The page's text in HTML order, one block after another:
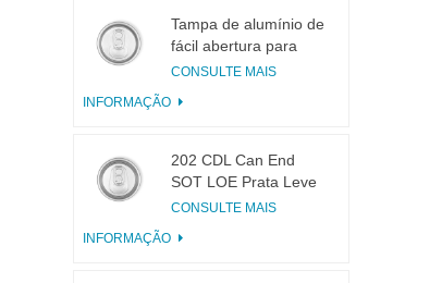
Tampa de alumínio de
fácil abertura para
latas 200 B64 SOT
CONSULTE MAIS
INFORMAÇÃO
202 CDL Can End
SOT LOE Prata Leve
EOE
CONSULTE MAIS
INFORMAÇÃO